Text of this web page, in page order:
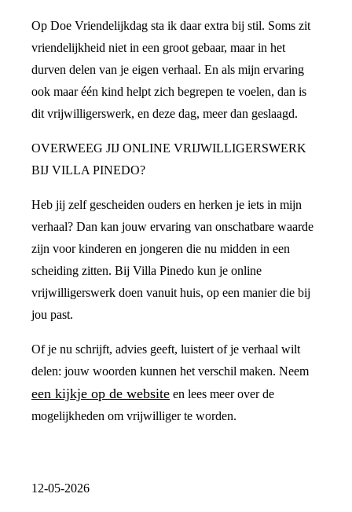
Op Doe Vriendelijkdag sta ik daar extra bij stil. Soms zit
vriendelijkheid niet in een groot gebaar, maar in het
durven delen van je eigen verhaal. En als mijn ervaring
ook maar één kind helpt zich begrepen te voelen, dan is
dit vrijwilligerswerk, en deze dag, meer dan geslaagd.
OVERWEEG JIJ ONLINE VRIJWILLIGERSWERK
BIJ VILLA PINEDO?
Heb jij zelf gescheiden ouders en herken je iets in mijn
verhaal? Dan kan jouw ervaring van onschatbare waarde
zijn voor kinderen en jongeren die nu midden in een
scheiding zitten. Bij Villa Pinedo kun je online
vrijwilligerswerk doen vanuit huis, op een manier die bij
jou past.
Of je nu schrijft, advies geeft, luistert of je verhaal wilt
delen: jouw woorden kunnen het verschil maken. Neem
een kijkje op de website en lees meer over de
mogelijkheden om vrijwilliger te worden.
12-05-2026